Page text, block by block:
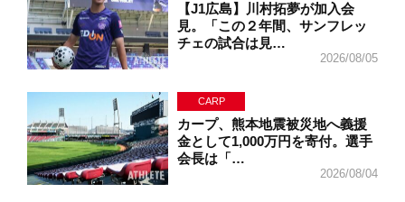
【J1広島】川村拓夢が加入会
見。「この２年間、サンフレッ
チェの試合は見…
2026/08/05
CARP
カープ、熊本地震被災地へ義援
金として1,000万円を寄付。選手
会長は「…
2026/08/04